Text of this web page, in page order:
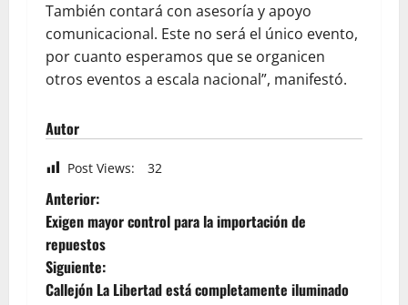
También contará con asesoría y apoyo
comunicacional. Este no será el único evento,
por cuanto esperamos que se organicen
otros eventos a escala nacional”, manifestó.
Autor
Post Views: 32
Anterior:
Exigen mayor control para la importación de
repuestos
Siguiente:
Callejón La Libertad está completamente iluminado